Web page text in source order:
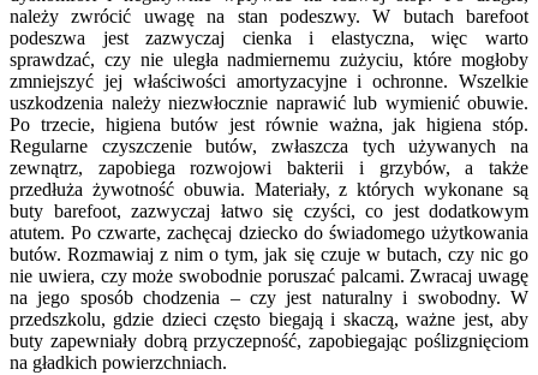
należy zwrócić uwagę na stan podeszwy. W butach barefoot
podeszwa jest zazwyczaj cienka i elastyczna, więc warto
sprawdzać, czy nie uległa nadmiernemu zużyciu, które mogłoby
zmniejszyć jej właściwości amortyzacyjne i ochronne. Wszelkie
uszkodzenia należy niezwłocznie naprawić lub wymienić obuwie.
Po trzecie, higiena butów jest równie ważna, jak higiena stóp.
Regularne czyszczenie butów, zwłaszcza tych używanych na
zewnątrz, zapobiega rozwojowi bakterii i grzybów, a także
przedłuża żywotność obuwia. Materiały, z których wykonane są
buty barefoot, zazwyczaj łatwo się czyści, co jest dodatkowym
atutem. Po czwarte, zachęcaj dziecko do świadomego użytkowania
butów. Rozmawiaj z nim o tym, jak się czuje w butach, czy nic go
nie uwiera, czy może swobodnie poruszać palcami. Zwracaj uwagę
na jego sposób chodzenia – czy jest naturalny i swobodny. W
przedszkolu, gdzie dzieci często biegają i skaczą, ważne jest, aby
buty zapewniały dobrą przyczepność, zapobiegając poślizgnięciom
na gładkich powierzchniach.